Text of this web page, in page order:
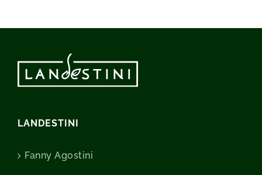
LANDESTINI
Fanny Agostini